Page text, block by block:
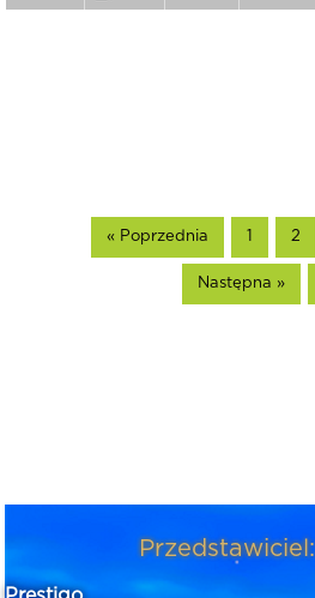
« Poprzednia 2
Następna »
Przedstawiciel: